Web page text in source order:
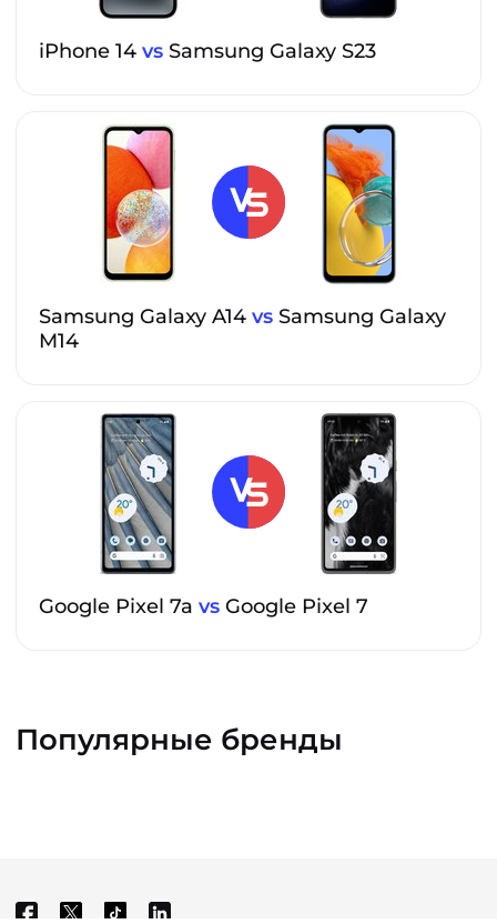
iPhone 14 vs Samsung Galaxy S23
Samsung Galaxy A14 vs Samsung Galaxy
M14
Google Pixel 7a vs Google Pixel 7
Популярные бренды